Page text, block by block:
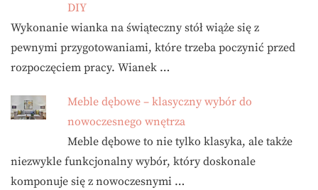
DIY
Wykonanie wianka na świąteczny stół wiąże się z
pewnymi przygotowaniami, które trzeba poczynić przed
rozpoczęciem pracy. Wianek …
Meble dębowe – klasyczny wybór do
nowoczesnego wnętrza
Meble dębowe to nie tylko klasyka, ale także
niezwykle funkcjonalny wybór, który doskonale
komponuje się z nowoczesnymi …